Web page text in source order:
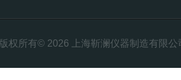
版权所有© 2026 上海靳澜仪器制造有限